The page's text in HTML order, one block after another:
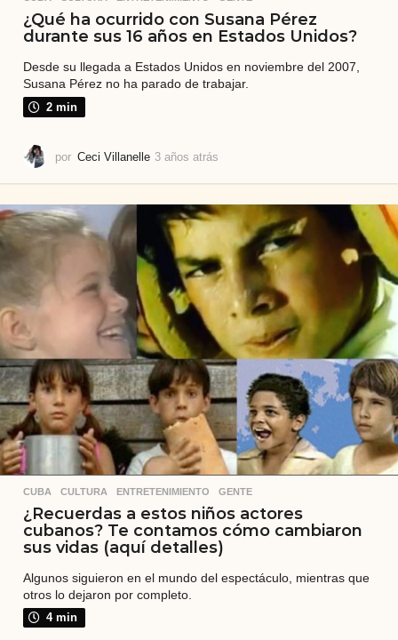
¿Qué ha ocurrido con Susana Pérez
durante sus 16 años en Estados Unidos?
Desde su llegada a Estados Unidos en noviembre del 2007,
Susana Pérez no ha parado de trabajar.
2 min
por Ceci Villanelle 3 años atrás
o
s
t
r
CUBA ,CULTURA ,ENTRETENIMIENTO ,GENTE
¿Recuerdas a estos niños actores
cubanos? Te contamos cómo cambiaron
sus vidas (aquí detalles)
Algunos siguieron en el mundo del espectáculo, mientras que
otros lo dejaron por completo.
4 min